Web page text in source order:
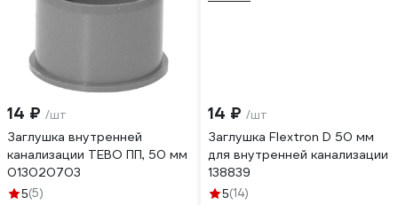
14 ₽ /шт
Заглушка внутренней
канализации TEBO ПП, 50 мм
013020703
5(5)
14 ₽ /шт
Заглушка Flextron D 50 мм
для внутренней канализации
138839
5(14)